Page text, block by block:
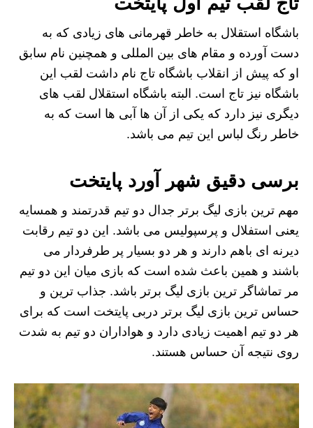
باشگاه استقلال به خاطر قهرمانی های زیادی که به
دست آورده و مقام های بین المللی و همچنین نام سابق
او که پیش از انقلاب باشگاه تاج نام داشت لقب این
باشگاه نیز تاج است. البته باشگاه استقلال لقب های
دیگری نیز دارد که یکی از آن ها آبی ها است که به
خاطر رنگ لباس این تیم می باشد.
برسی دقیق شهر آورد پایتخت
مهم ترین بازی لیگ برتر جدال دو تیم قدرتمند و همسایه
یعنی استفلال و پرسپولیس می باشد. این دو تیم رقابت
دیرنه ای باهم دارند و هر دو بسیار پر طرفردار می
باشند و همین باعث شده است که بازی میان این دو تیم
مر تماشاگر ترین بازی لیگ برتر باشد. جذاب ترین و
حساس ترین بازی لیگ برتر دربی پایتخت است که برای
هر دو تیم اهمیت زیادی دارد و هواداران دو تیم به شدت
روی نتیجه آن حساس هستند.